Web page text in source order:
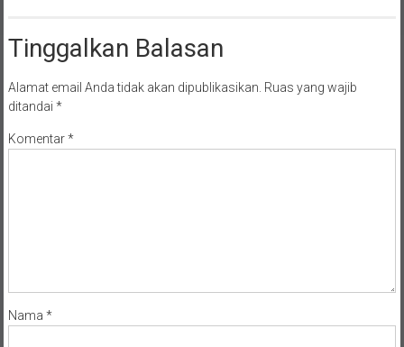
Tinggalkan Balasan
Alamat email Anda tidak akan dipublikasikan. Ruas yang wajib
ditandai *
Komentar*
Nama *